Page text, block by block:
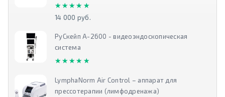
★★★★★
★★★★★
14 000 руб.
РуСкейп А-2600 - видеоэндоскопическая
система
★★★★★
★★★★★
LymphaNorm Air Control – аппарат для
прессотерапии (лимфодренажа)